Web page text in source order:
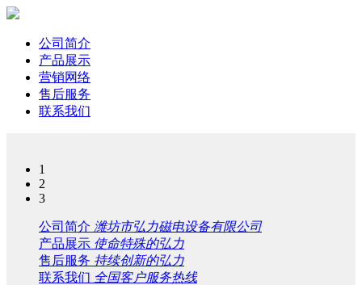
公司简介
产品展示
营销网络
售后服务
联系我们
1
2
3
公司简介 潍坊市弘力磁电设备有限公司
产品展示 使命特殊的弘力
售后服务 持续创新的弘力
联系我们 全国客户服务热线